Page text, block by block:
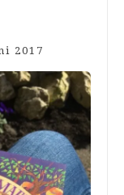
2017